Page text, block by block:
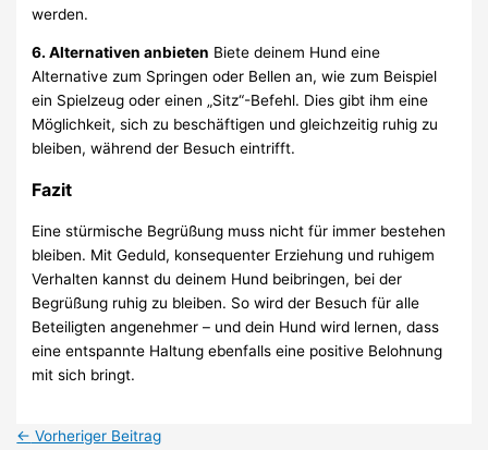
werden.
6. Alternativen anbieten Biete deinem Hund eine
Alternative zum Springen oder Bellen an, wie zum Beispiel
ein Spielzeug oder einen „Sitz“-Befehl. Dies gibt ihm eine
Möglichkeit, sich zu beschäftigen und gleichzeitig ruhig zu
bleiben, während der Besuch eintrifft.
Fazit
Eine stürmische Begrüßung muss nicht für immer bestehen
bleiben. Mit Geduld, konsequenter Erziehung und ruhigem
Verhalten kannst du deinem Hund beibringen, bei der
Begrüßung ruhig zu bleiben. So wird der Besuch für alle
Beteiligten angenehmer – und dein Hund wird lernen, dass
eine entspannte Haltung ebenfalls eine positive Belohnung
mit sich bringt.
← Vorheriger Beitrag